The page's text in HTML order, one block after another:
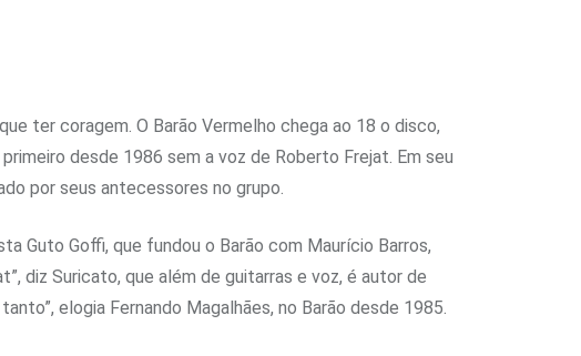
ter coragem. O Barão Vermelho chega ao 18 o disco,
desde 1986 sem a voz de Roberto Frejat. Em seu
por seus antecessores no grupo.
Guto Goffi, que fundou o Barão com Maurício Barros,
diz Suricato, que além de guitarras e voz, é autor de
elogia Fernando Magalhães, no Barão desde 1985.